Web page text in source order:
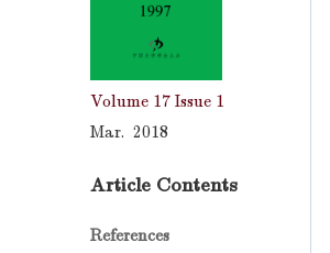
Volume 17 Issue 1
Mar. 2018
Article Contents
References